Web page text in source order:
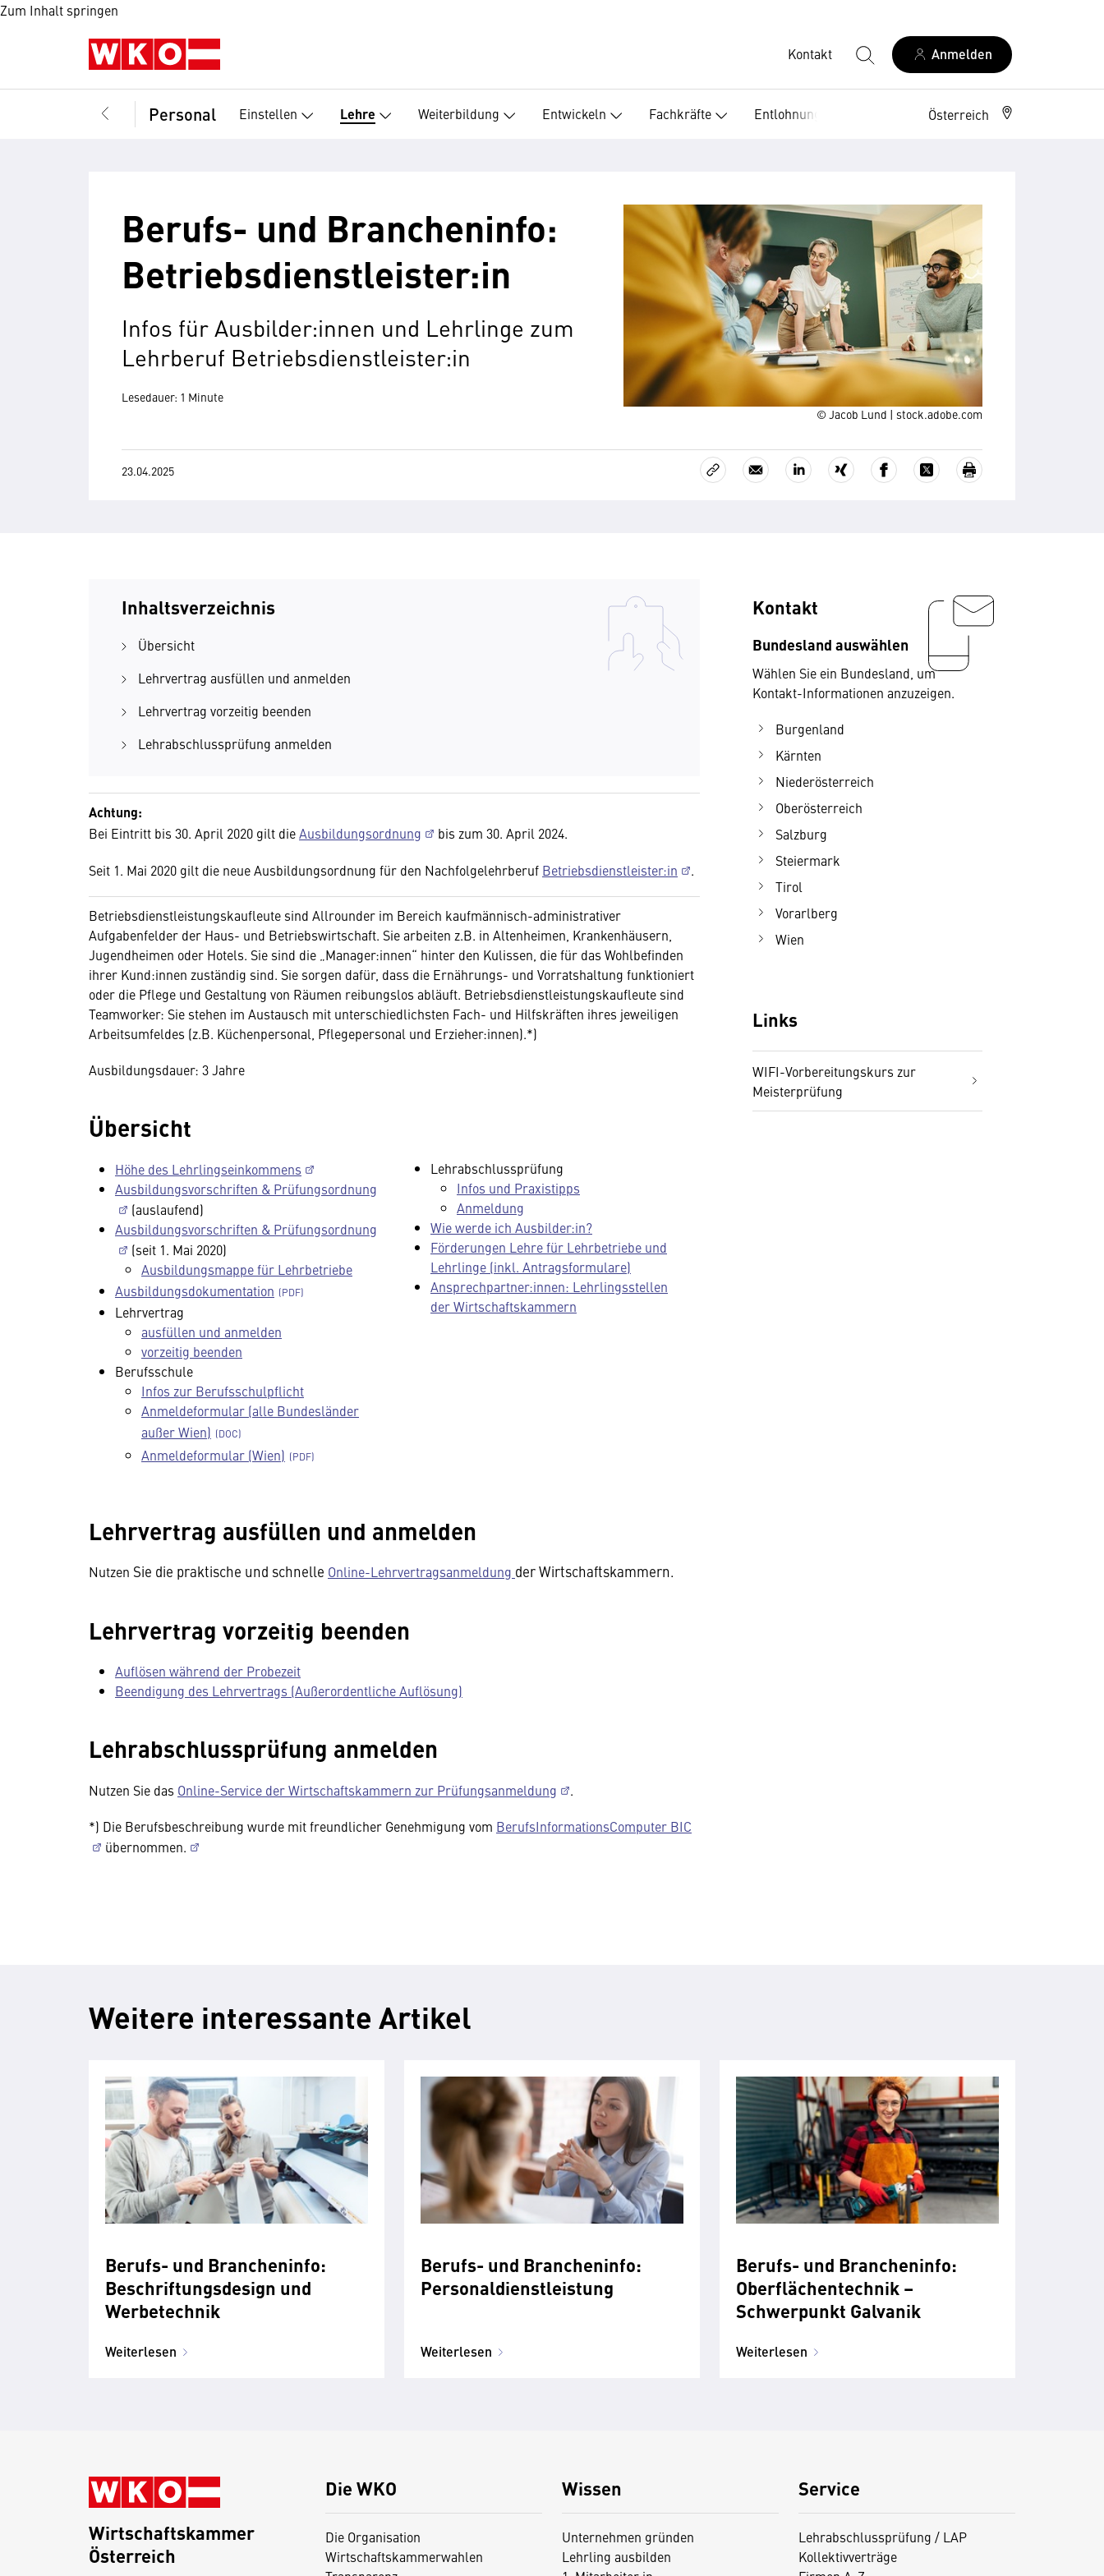
Zum Inhalt springen
Kontakt Anmelden
Personal Einstellen Lehre Weiterbildung Entwickeln Fachkräfte Entlohnung ArbeitsrechtÖsterreich
© Jacob Lund | stock.adobe.com
Berufs- und Brancheninfo:
Betriebsdienstleister:in
Infos für Ausbilder:innen und Lehrlinge zum
Lehrberuf Betriebsdienstleister:in
Lesedauer: 1 Minute
23.04.2025
Inhaltsverzeichnis
Übersicht
Lehrvertrag ausfüllen und anmelden
Lehrvertrag vorzeitig beenden
Lehrabschlussprüfung anmelden
Achtung:
Bei Eintritt bis 30. April 2020 gilt dieAusbildungsordnung bis zum 30. April 2024.
Seit 1. Mai 2020 gilt die neue Ausbildungsordnung für den Nachfolgelehrberuf Betriebsdienstleister:in .
Betriebsdienstleistungskaufleute sind Allrounder im Bereich kaufmännisch-administrativer
Aufgabenfelder der Haus- und Betriebswirtschaft. Sie arbeiten z.B. in Altenheimen, Krankenhäusern,
Jugendheimen oder Hotels. Sie sind die „Manager:innen“ hinter den Kulissen, die für das Wohlbefinden
ihrer Kund:innen zuständig sind. Sie sorgen dafür, dass die Ernährungs- und Vorratshaltung funktioniert
oder die Pflege und Gestaltung von Räumen reibungslos abläuft. Betriebsdienstleistungskaufleute sind
Teamworker: Sie stehen im Austausch mit unterschiedlichsten Fach- und Hilfskräften ihres jeweiligen
Arbeitsumfeldes (z.B. Küchenpersonal, Pflegepersonal und Erzieher:innen).*)
Ausbildungsdauer: 3 Jahre
Übersicht
Höhe des Lehrlingseinkommens
Ausbildungsvorschriften & Prüfungsordnung
(auslaufend)
Ausbildungsvorschriften & Prüfungsordnung
(seit 1. Mai 2020)
Ausbildungsmappe für Lehrbetriebe
Ausbildungsdokumentation
Lehrvertrag
ausfüllen und anmelden
vorzeitig beenden
Berufsschule
Infos zur Berufsschulpflicht
Anmeldeformular (alle Bundesländer
außer Wien)
Anmeldeformular (Wien)
Lehrabschlussprüfung
Infos und Praxistipps
Anmeldung
Wie werde ich Ausbilder:in?
Förderungen Lehre für Lehrbetriebe und
Lehrlinge (inkl. Antragsformulare)
Ansprechpartner:innen: Lehrlingsstellen
der Wirtschaftskammern
Lehrvertrag ausfüllen und anmelden
Nutzen Sie die praktische und schnelle Online-Lehrvertragsanmeldung der Wirtschaftskammern.
Lehrvertrag vorzeitig beenden
Auflösen während der Probezeit
Beendigung des Lehrvertrags (Außerordentliche Auflösung)
Lehrabschlussprüfung anmelden
Nutzen Sie das Online-Service der Wirtschaftskammern zur Prüfungsanmeldung
.
*) Die Berufsbeschreibung wurde mit freundlicher Genehmigung vom BerufsInformationsComputer BIC
übernommen.
Kontakt
Bundesland auswählen
Wählen Sie ein Bundesland, um
Kontakt-Informationen anzuzeigen.
Burgenland
Kärnten
Niederösterreich
Oberösterreich
Salzburg
Steiermark
Tirol
Vorarlberg
Wien
Links
WIFI-Vorbereitungskurs zur
Meisterprüfung
Weitere interessante Artikel
Berufs- und Brancheninfo:
Beschriftungsdesign und
Werbetechnik
Weiterlesen
Berufs- und Brancheninfo:
Personaldienstleistung
Weiterlesen
Berufs- und Brancheninfo:
Oberflächentechnik –
Schwerpunkt Galvanik
Weiterlesen
Die WKO
Die Organisation
Wirtschaftskammerwahlen
Wissen
Unternehmen gründen
Lehrling ausbilden
Service
Lehrabschlussprüfung / LAP
Kollektivverträge
Wirtschaftskammer
Österreich